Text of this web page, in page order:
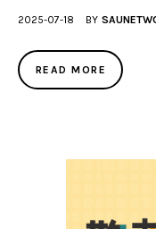
2025-07-18 BY
READ MORE